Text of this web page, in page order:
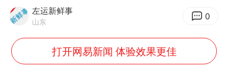
日本籍女网红在韩直播时自杀身亡
左运新鲜事
山东 0
打开网易新闻 体验效果更佳